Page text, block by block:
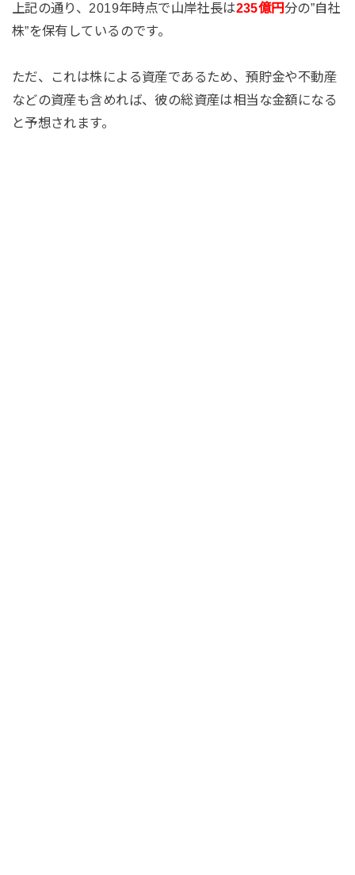
上記の通り、2019年時点で山岸社長は235億円分の”自社
株”を保有しているのです。
ただ、これは株による資産であるため、預貯金や不動産
などの資産も含めれば、彼の総資産は相当な金額になる
と予想されます。